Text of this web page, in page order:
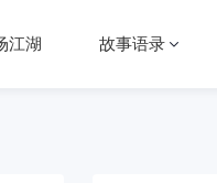
江湖 故事语录